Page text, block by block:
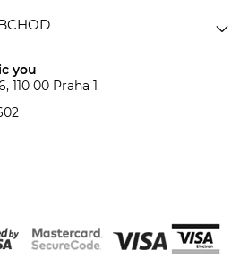

you
110 00 Praha 1